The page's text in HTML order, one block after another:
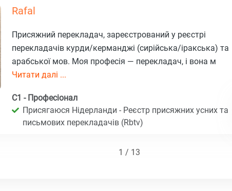
Rafal
Присяжний перекладач, зареєстрований у реєстрі
перекладачів курди/керманджі (сирійська/іракська) та
арабської мов. Моя професія — перекладач, і вона м
Читати далі ...
C1 - Професіонал
Присягаюся Нідерланди - Реєстр присяжних усних та
письмових перекладачів (Rbtv)
1 / 13